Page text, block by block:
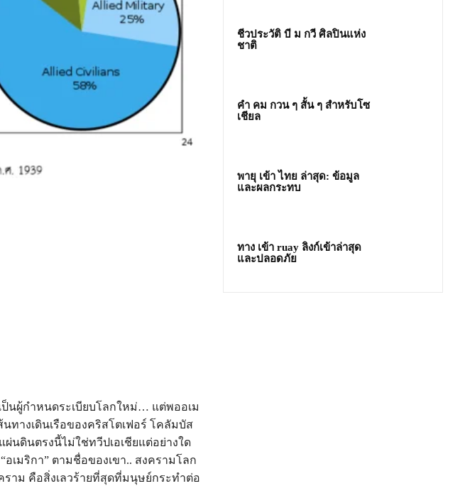
นผู้กำหนดระเบียบโลกใหม่… แต่พออเม
ทางเดินเรือของคริสโตเฟอร์ โคลัมบัส
ผ่นดินตรงนี้ไม่ใช่ทวีปเอเชียแต่อย่างใด
เมริกา” ตามชื่อของเขา.. สงครามโลก
ราม คือสิ่งเลวร้ายที่สุดที่มนุษย์กระทำต่อ
ชีวประวัติ บี ม กวี ศิลปินแห่ง
ชาติ
คํา คม กวน ๆ สั้น ๆ สำหรับโซ
เชียล
พายุ เข้า ไทย ล่าสุด: ข้อมูล
และผลกระทบ
ทาง เข้า ruay ลิงก์เข้าล่าสุด
และปลอดภัย